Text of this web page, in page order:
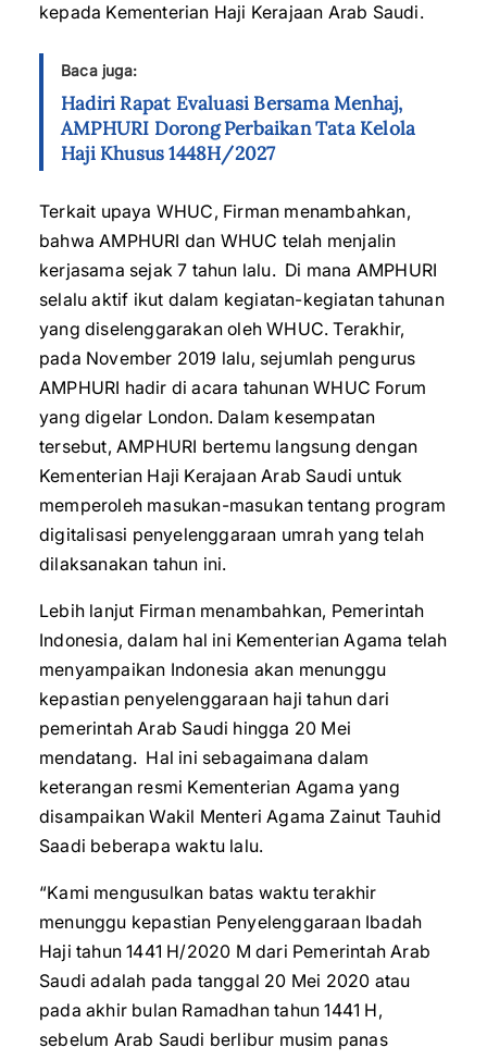
kepada Kementerian Haji Kerajaan Arab Saudi.
Baca juga:
Hadiri Rapat Evaluasi Bersama Menhaj,
AMPHURI Dorong Perbaikan Tata Kelola
Haji Khusus 1448H/2027
Terkait upaya WHUC, Firman menambahkan,
bahwa AMPHURI dan WHUC telah menjalin
kerjasama sejak 7 tahun lalu. Di mana AMPHURI
selalu aktif ikut dalam kegiatan-kegiatan tahunan
yang diselenggarakan oleh WHUC. Terakhir,
pada November 2019 lalu, sejumlah pengurus
AMPHURI hadir di acara tahunan WHUC Forum
yang digelar London. Dalam kesempatan
tersebut, AMPHURI bertemu langsung dengan
Kementerian Haji Kerajaan Arab Saudi untuk
memperoleh masukan-masukan tentang program
digitalisasi penyelenggaraan umrah yang telah
dilaksanakan tahun ini.
Lebih lanjut Firman menambahkan, Pemerintah
Indonesia, dalam hal ini Kementerian Agama telah
menyampaikan Indonesia akan menunggu
kepastian penyelenggaraan haji tahun dari
pemerintah Arab Saudi hingga 20 Mei
mendatang. Hal ini sebagaimana dalam
keterangan resmi Kementerian Agama yang
disampaikan Wakil Menteri Agama Zainut Tauhid
Saadi beberapa waktu lalu.
“Kami mengusulkan batas waktu terakhir
menunggu kepastian Penyelenggaraan Ibadah
Haji tahun 1441 H/2020 M dari Pemerintah Arab
Saudi adalah pada tanggal 20 Mei 2020 atau
pada akhir bulan Ramadhan tahun 1441 H,
sebelum Arab Saudi berlibur musim panas